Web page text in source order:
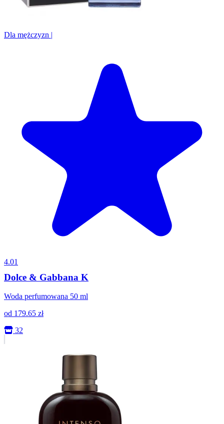
Dla mężczyzn |
4.01
Dolce & Gabbana K
Woda perfumowana 50 ml
od 179.65 zł
32